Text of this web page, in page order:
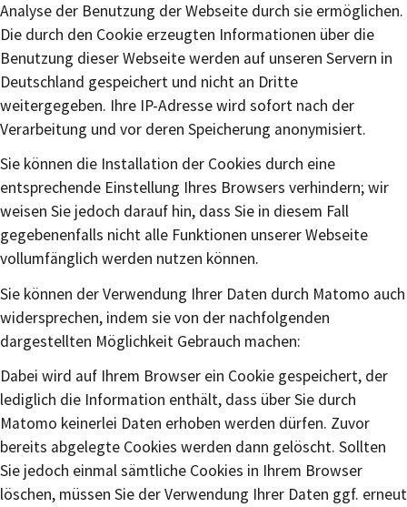
Analyse der Benutzung der Webseite durch sie ermöglichen.
Die durch den Cookie erzeugten Informationen über die
Benutzung dieser Webseite werden auf unseren Servern in
Deutschland gespeichert und nicht an Dritte
weitergegeben. Ihre IP-Adresse wird sofort nach der
Verarbeitung und vor deren Speicherung anonymisiert.
Sie können die Installation der Cookies durch eine
entsprechende Einstellung Ihres Browsers verhindern; wir
weisen Sie jedoch darauf hin, dass Sie in diesem Fall
gegebenenfalls nicht alle Funktionen unserer Webseite
vollumfänglich werden nutzen können.
Sie können der Verwendung Ihrer Daten durch Matomo auch
widersprechen, indem sie von der nachfolgenden
dargestellten Möglichkeit Gebrauch machen:
Dabei wird auf Ihrem Browser ein Cookie gespeichert, der
lediglich die Information enthält, dass über Sie durch
Matomo keinerlei Daten erhoben werden dürfen. Zuvor
bereits abgelegte Cookies werden dann gelöscht. Sollten
Sie jedoch einmal sämtliche Cookies in Ihrem Browser
löschen, müssen Sie der Verwendung Ihrer Daten ggf. erneut